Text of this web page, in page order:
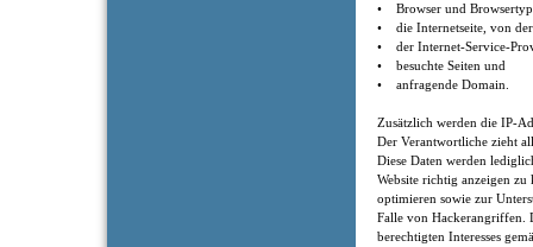
• Browser und
• die Internetseite, von
• der Internet-Service-
• besuchte Seiten und
• anfragende Domain.
Zusätzlich werden die IP-
Der Verantwortliche zieht
Diese Daten werden
Website richtig anzeigen
optimieren sowie zur
Falle von Hackerangriffen.
berechtigten Interesses